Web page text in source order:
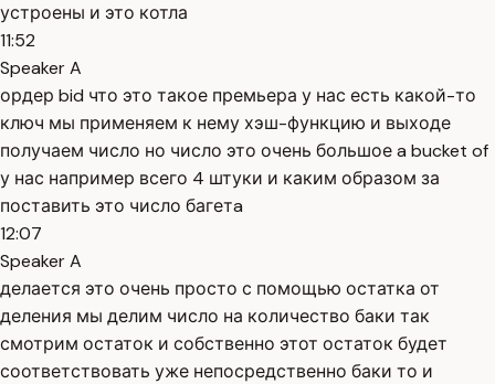
устроены и это котла
11:52
Speaker A
ордер bid что это такое премьера у нас есть какой-то
ключ мы применяем к нему хэш-функцию и выходе
получаем число но число это очень большое a bucket of
у нас например всего 4 штуки и каким образом за
поставить это число багетa
12:07
Speaker A
делается это очень просто с помощью остатка от
деления мы делим число на количество баки так
смотрим остаток и собственно этот остаток будет
соответствовать уже непосредственно баки то и